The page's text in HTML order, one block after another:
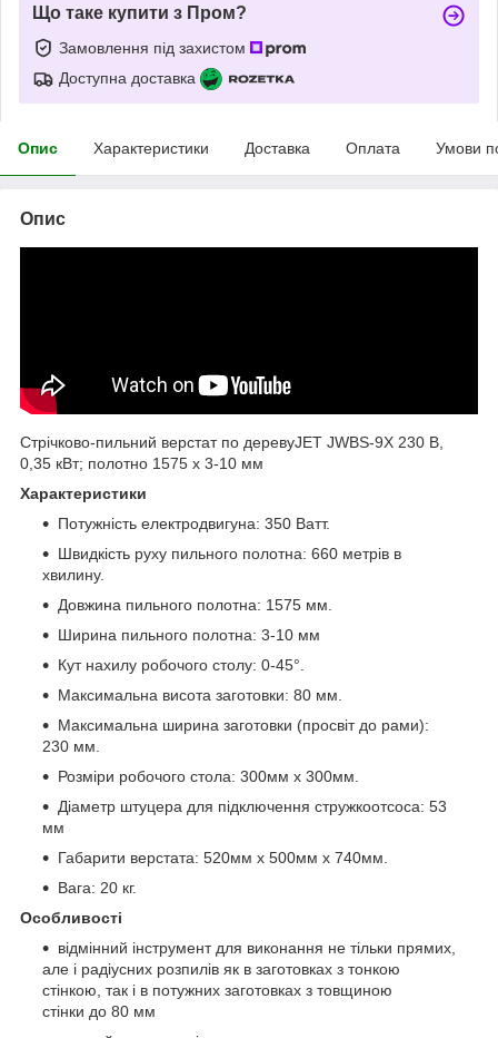
Що таке купити з Пром?
Замовлення під захистом
Доступна доставка
Опис Характеристики Доставка Оплата Умови
Опис
Стрічково-пильний верстат по деревуЈЕТ JWBS-9X 230 В,
0,35 кВт; полотно 1575 х 3-10 мм
Характеристики
Потужність електродвигуна: 350 Ватт.
Швидкість руху пильного полотна: 660 метрів в
хвилину.
Довжина пильного полотна: 1575 мм.
Ширина пильного полотна: 3-10 мм
Кут нахилу робочого столу: 0-45°.
Максимальна висота заготовки: 80 мм.
Максимальна ширина заготовки (просвіт до рами):
230 мм.
Розміри робочого стола: 300мм х 300мм.
Діаметр штуцера для підключення стружкоотсоса: 53
мм
Габарити верстата: 520мм х 500мм х 740мм.
Вага: 20 кг.
Особливості
відмінний інструмент для виконання не тільки прямих,
але і радіусних розпилів як в заготовках з тонкою
стінкою, так і в потужних заготовках з товщиною
стінки до 80 мм